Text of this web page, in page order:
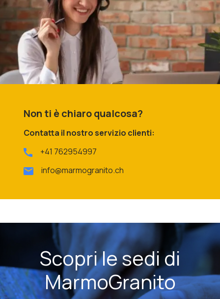
Non ti è chiaro qualcosa?
Contatta il nostro servizio clienti:
+41 762954997
info@marmogranito.ch
Scopri le sedi di
MarmoGranito